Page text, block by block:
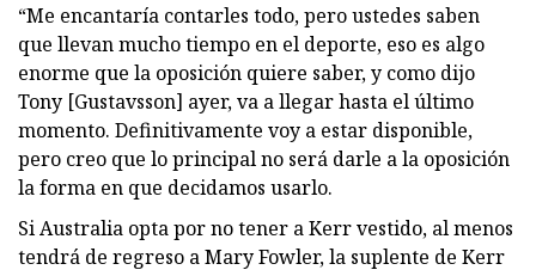
“Me encantaría contarles todo, pero ustedes saben
que llevan mucho tiempo en el deporte, eso es algo
enorme que la oposición quiere saber, y como dijo
Tony [Gustavsson] ayer, va a llegar hasta el último
momento. Definitivamente voy a estar disponible,
pero creo que lo principal no será darle a la oposición
la forma en que decidamos usarlo.
Si Australia opta por no tener a Kerr vestido, al menos
tendrá de regreso a Mary Fowler, la suplente de Kerr